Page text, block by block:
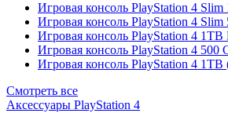
Игровая консоль PlayStation 4
Игровая консоль PlayStation 4
Игровая консоль PlayStation 4 1TB
Игровая консоль PlayStation 4 500
Игровая консоль PlayStation 4 1TB
Смотреть все
Аксессуары PlayStation 4